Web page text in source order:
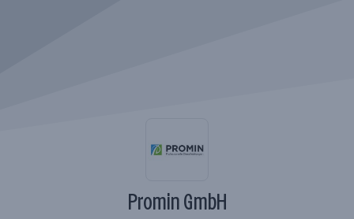
Promin GmbH